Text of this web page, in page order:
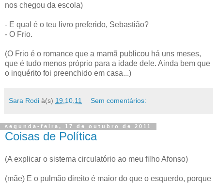
nos chegou da escola)
- E qual é o teu livro preferido, Sebastião?
- O Frio.
(O Frio é o romance que a mamã publicou há uns meses,
que é tudo menos próprio para a idade dele. Ainda bem que
o inquérito foi preenchido em casa...)
Sara Rodi à(s) 19.10.11 Sem comentários:
segunda-feira, 17 de outubro de 2011
Coisas de Política
(A explicar o sistema circulatório ao meu filho Afonso)
(mãe) E o pulmão direito é maior do que o esquerdo, porque